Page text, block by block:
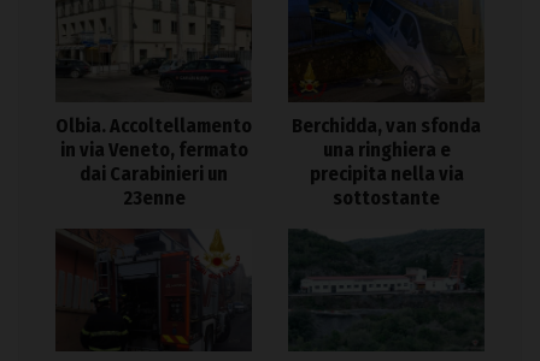
Olbia. Accoltellamento
in via Veneto, fermato
dai Carabinieri un
23enne
Berchidda, van sfonda
una ringhiera e
precipita nella via
sottostante